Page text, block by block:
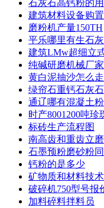
石灰石高钙粉的
建筑材料设备购
磨粉机产量150TH
平乐哪里有生石
建筑LMw超细立
纯碱研磨机械厂家
黄白泥抽沙怎么
绿帘石重钙石灰
通辽哪有混凝土
时产8001200吨珍
标砖生产流程图
南高齿和重齿立
石墨预粉磨砂粉
钙粉的是多少
矿物质和材料技
破碎机750型号报
加料碎料拌料员